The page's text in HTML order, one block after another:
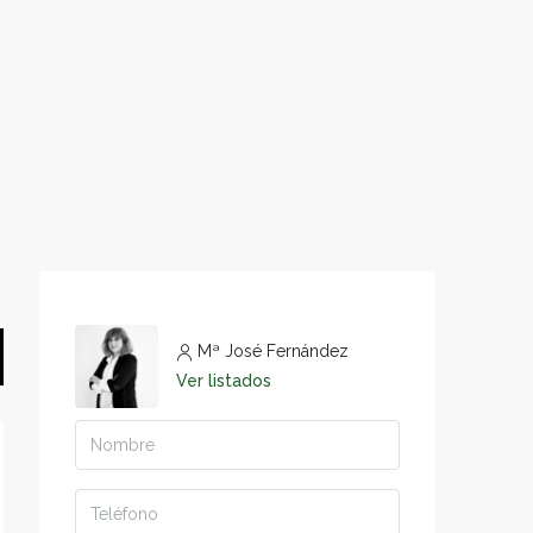
Mª José Fernández
Ver listados